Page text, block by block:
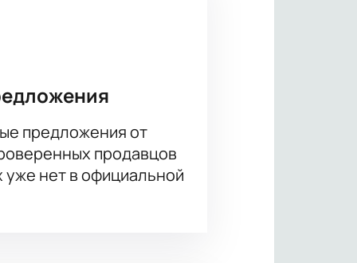
и хореографом Юко Оиши.
кто увидит постановку
предложения от
продавцов
нет в официальной